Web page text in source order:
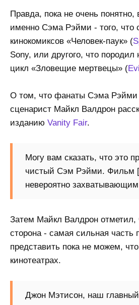
Правда, пока не очень понятно,
именно Сэма Рэйми - того, что
кинокомиксов «Человек-паук» (
Sony, или другого, что породил
цикл «Зловещие мертвецы» (
О том, что фанаты Сэма Рэйми
сценарист Майкл Валдрон
изданию Vanity Fair.
Могу вам сказать, что это
чистый Сэм Рэйми. Фильм
невероятно
Затем Майкл Валдрон отметил,
сторона - самая сильная
представить пока не можем,
кинотеатрах.
Джон Мэтисон, наш главный